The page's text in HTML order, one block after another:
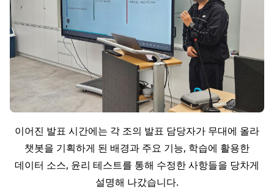
이어진 발표 시간에는 각 조의 발표 담당자가 무대에 올라
챗봇을 기획하게 된 배경과 주요 기능, 학습에 활용한
데이터 소스, 윤리 테스트를 통해 수정한 사항들을 당차게
설명해 나갔습니다.